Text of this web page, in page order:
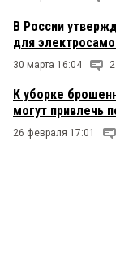
В России
для
30 марта 16:04 2
К уборке
могут привлечь
26 февраля 17:01